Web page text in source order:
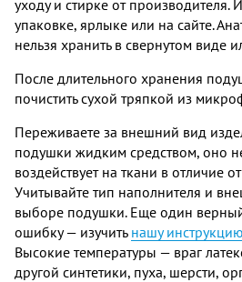
уходу и стирке от
упаковке, ярлыке или на сайте.
нельзя хранить в свернутом виде
После длительного хранения
почистить сухой тряпкой из
Переживаете за внешний вид
подушки жидким средством, оно
воздействует на ткани в отличие
Учитывайте тип наполнителя и
выборе подушки. Еще один
ошибку — изучить нашу
Высокие температуры — враг
другой синтетики, пуха, шерсти,